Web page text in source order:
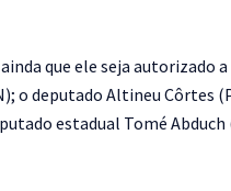
que ele seja autorizado
o deputado Altineu Côrtes
estadual Tomé